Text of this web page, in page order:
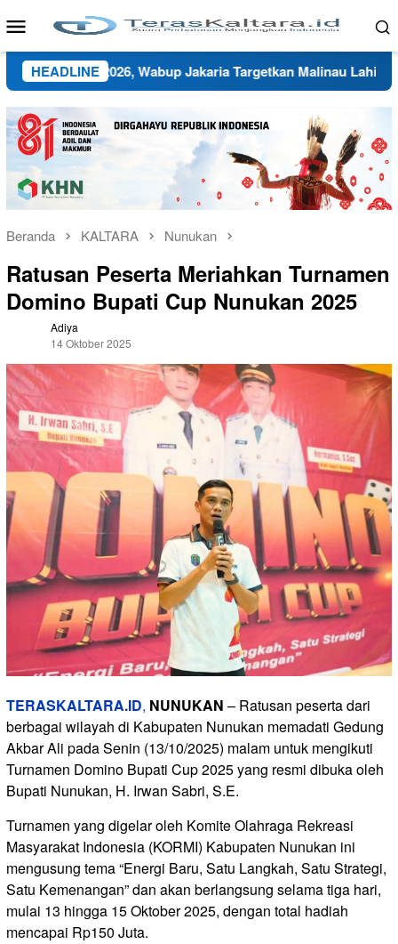
ke
Menu
Mobile
HEADLINE
BMC 2026, Wabup Jakaria Targetkan Malinau Lahirkan Atlet
Beranda KALTARA Nunukan
Ratusan Peserta Meriahkan Turnamen
Domino Bupati Cup Nunukan 2025
Adiya
14 Oktober 2025
TERASKALTARA.ID, NUNUKAN – Ratusan peserta dari
berbagai wilayah di Kabupaten Nunukan memadati Gedung
Akbar Ali pada Senin (13/10/2025) malam untuk mengikuti
Turnamen Domino Bupati Cup 2025 yang resmi dibuka oleh
Bupati Nunukan, H. Irwan Sabri, S.E.
Turnamen yang digelar oleh Komite Olahraga Rekreasi
Masyarakat Indonesia (KORMI) Kabupaten Nunukan ini
mengusung tema “Energi Baru, Satu Langkah, Satu Strategi,
Satu Kemenangan” dan akan berlangsung selama tiga hari,
mulai 13 hingga 15 Oktober 2025, dengan total hadiah
mencapai Rp150 Juta.